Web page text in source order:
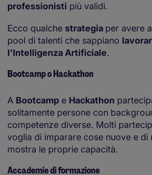
professionisti più validi.
Ecco qualche strategia per avere
pool di talenti che sappiano
l'Intelligenza Artificiale.
Bootcamp o Hackathon
A Bootcamp e Hackathon
solitamente persone con
competenze diverse. Molti
voglia di imparare cose nuove e di
mostra le proprie capacità.
Accademie di formazione